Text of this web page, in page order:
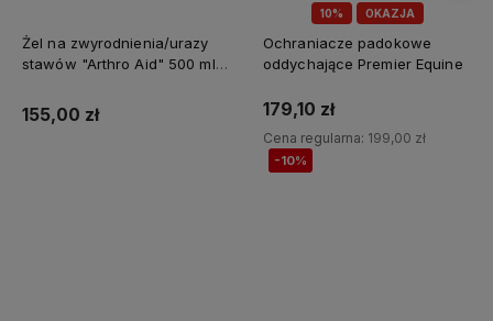
Żel na zwyrodnienia/urazy
stawów "Arthro Aid" 500 ml
155,00 zł
10% OKAZJA
Ochraniacze padokowe
oddychające Premier Equine
179,10 zł
Cena regularna: 199,00 zł
-10%